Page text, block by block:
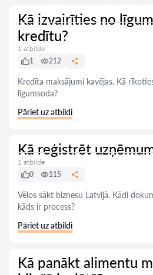
Kā izvairīties no
kredītu?
1 atbilde
1
212
Kredīta maksājumi kavējas. Kā
līgumsoda?
Pāriet uz atbildi
Kā reģistrēt
1 atbilde
0
115
Vēlos sākt biznesu Latvijā. Kādi
kāds ir process?
Pāriet uz atbildi
Kā panākt alimentu